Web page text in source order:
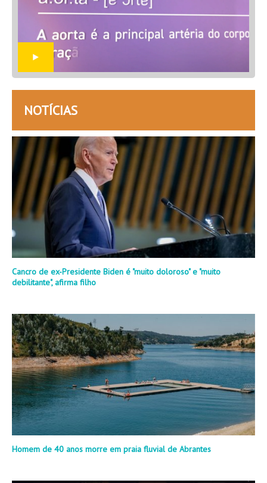
NOTÍCIAS
Cancro de ex-Presidente Biden é "muito doloroso" e "muito
debilitante", afirma filho
Homem de 40 anos morre em praia fluvial de Abrantes